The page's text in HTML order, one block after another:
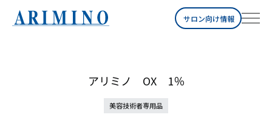
サロン向け情報
アリミノ OX 1％
美容技術者専用品